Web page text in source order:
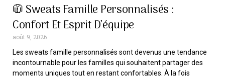
🧥 Sweats Famille Personnalisés :
Confort Et Esprit D’équipe
août 9, 2026
Les sweats famille personnalisés sont devenus une tendance
incontournable pour les familles qui souhaitent partager des
moments uniques tout en restant confortables. À la fois